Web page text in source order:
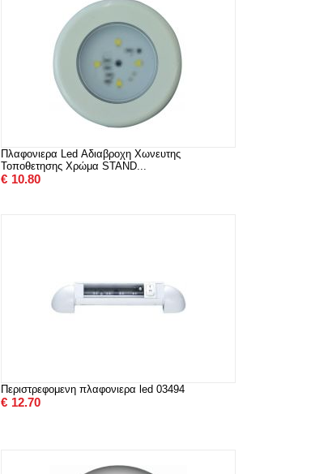
Πλαφονιερα Led Αδιαβροχη Χωνευτης
Τοποθετησης Χρώμα STAND...
€ 10.80
Περιστρεφομενη πλαφονιερα led 03494
€ 12.70